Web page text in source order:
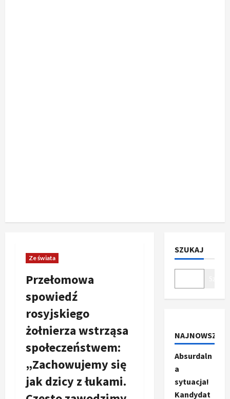
Ze świata
Przełomowa
spowiedź
rosyjskiego
żołnierza wstrząsa
społeczeństwem:
„Zachowujemy się
jak dzicy z łukami.
SZUKAJ
NAJNOWSZE
Absurdaln
a
sytuacja!
Kandydat